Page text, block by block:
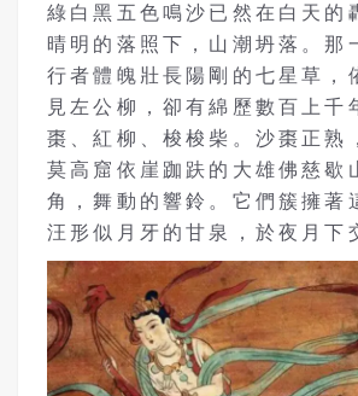
綠白黑五色鳴沙已然在白天的
晴明的落照下，山潮坍落。那
行者體魄壯長陽剛的七星草，
見左公柳，卻有綿歷數百上千
棗、紅柳、梭梭柴。沙棗正熟
莫高窟依崖跏趺的大雄佛慈歇
角，舞動的響鈴。它們簇擁著
汪形似月牙的甘泉，於夜月下